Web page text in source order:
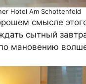
Hotel Am Schottenfeld
смысле
сытный
мановению